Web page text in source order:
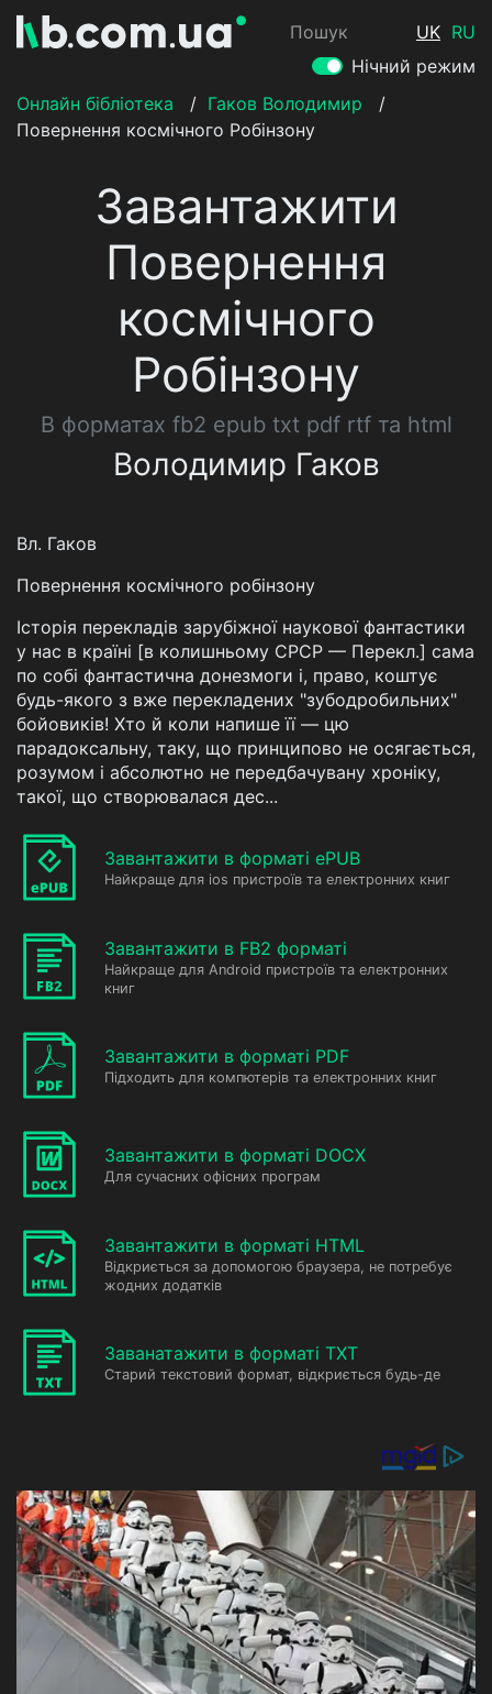
Пошук UK RU
Нічний режим
Онлайн бібліотека
/ Гаков Володимир
/
Повернення космічного Робінзону
Завантажити
Повернення
космічного
Робінзону
В форматах fb2 epub txt pdf rtf та html
Володимир Гаков
Вл. Гаков
Повернення космічного робінзону
Історія перекладів зарубіжної наукової фантастики
у нас в країні [в колишньому СРСР — Перекл.] сама
по собі фантастична донезмоги і, право, коштує
будь-якого з вже перекладених "зубодробильних"
бойовиків! Хто й коли напише її — цю
парадоксальну, таку, що принципово не осягається,
розумом і абсолютно не передбачувану хроніку,
такої, що створювалася дес...
Завантажити в форматі ePUB
Найкраще для ios пристроїв та електронних книг
Завантажити в FB2 форматі
Найкраще для Android пристроїв та електронних
книг
Завантажити в форматі PDF
Підходить для компютерів та електронних книг
Завантажити в форматі DOCX
Для сучасних офісних програм
Завантажити в форматі HTML
Відкриється за допомогою браузера, не потребує
жодних додатків
Заванатажити в форматі TXT
Старий текстовий формат, відкриється будь-де